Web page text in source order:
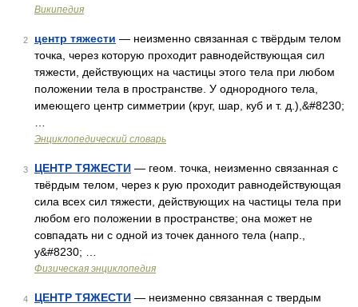
Википедия
2 центр тяжести — неизменно связанная с твёрдым телом
точка, через которую проходит равнодействующая сил
тяжести, действующих на частицы этого тела при любом
положении тела в пространстве. У однородного тела,
имеющего центр симметрии (круг, шар, куб и т. д.),&#8230;
Энциклопедический словарь
3 ЦЕНТР ТЯЖЕСТИ — геом. точка, неизменно связанная с
твёрдым телом, через к рую проходит равнодействующая
сила всех сил тяжести, действующих на частицы тела при
любом его положении в пространстве; она может не
совпадать ни с одной из точек данного тела (напр.,
у&#8230; …
Физическая энциклопедия
4 ЦЕНТР ТЯЖЕСТИ — неизменно связанная с твердым